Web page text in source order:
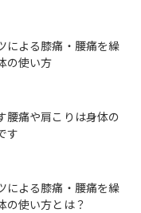
による膝痛・腰痛を繰
の使い方
腰痛や肩こりは身体の
す
による膝痛・腰痛を繰
の使い方とは？